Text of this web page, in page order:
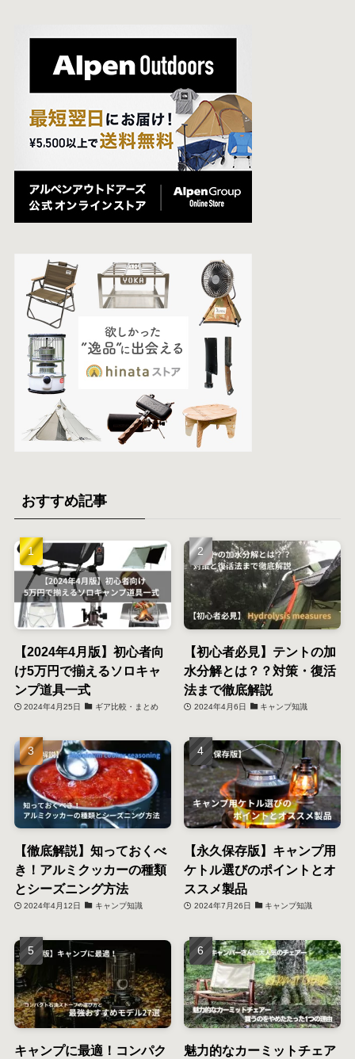
おすすめ記事
【2024年4月版】初心者向
け5万円で揃えるソロキャ
ンプ道具一式
2024年4月25日 ギア比較・まとめ
【初心者必見】テントの加
水分解とは？？対策・復活
法まで徹底解説
2024年4月6日 キャンプ知識
【徹底解説】知っておくべ
き！アルミクッカーの種類
とシーズニング方法
2024年4月12日 キャンプ知識
【永久保存版】キャンプ用
ケトル選びのポイントとオ
ススメ製品
2024年7月26日 キャンプ知識
キャンプに最適！コンパク
魅力的なカーミットチェア